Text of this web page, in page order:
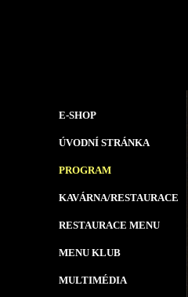
E-SHOP
ÚVODNÍ STRÁNKA
PROGRAM
KAVÁRNA/RESTAURACE
RESTAURACE MENU
MENU KLUB
MULTIMÉDIA